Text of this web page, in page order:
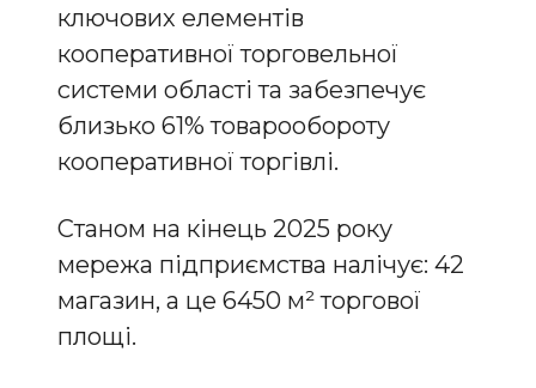
ключових елементів
кооперативної торговельної
системи області та забезпечує
близько 61% товарообороту
кооперативної торгівлі.
Станом на кінець 2025 року
мережа підприємства налічує: 42
магазин, а це 6450 м² торгової
площі.